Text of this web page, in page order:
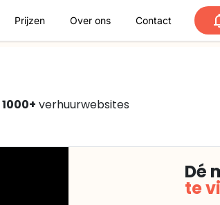
Prijzen Over ons Contact
1000+ verhuurwebsites
Dé
te